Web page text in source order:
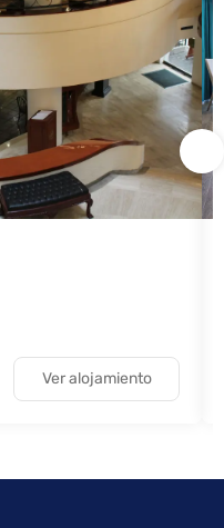
Ver alojamiento